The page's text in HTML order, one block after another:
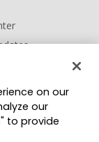
on our
our
to provide